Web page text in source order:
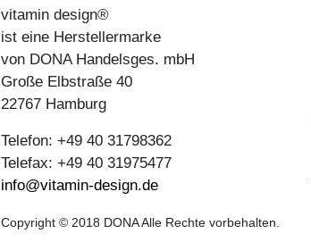
vitamin design®
ist eine Herstellermarke
von DONA Handelsges. mbH
Große Elbstraße 40
22767 Hamburg
Telefon: +49 40 31798362
Telefax: +49 40 31975477
info@vitamin-design.de
Copyright © 2018 DONA Alle Rechte vorbehalten.